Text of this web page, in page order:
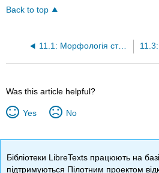
Back to top
11.1: Морфологія стовбура (зовнішня структура)
Was this article helpful?
Yes No
Бібліотеки LibreTexts працюють на базі
підтримуються Пілотним проектом